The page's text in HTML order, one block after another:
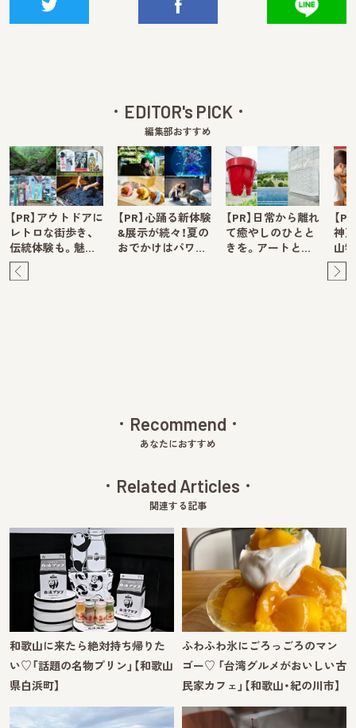
EDITOR's PICK
編集部おすすめ
【PR】アウトドアに
レトロな街歩き、
伝統体験も。魅…
【PR】心踊る新体験
&展示が続々！夏の
おでかけはパワ…
【PR】日常から離れ
て癒やしのひとと
きを。アートと…
【
神
山
Recommend
あなたにおすすめ
Related Articles
関連する記事
和歌山に来たら絶対持ち帰りた
い♡「話題の名物プリン」【和歌山
県白浜町】
ふわふわ氷にごろっごろのマン
ゴー♡ 「台湾グルメがおいしい古
民家カフェ」【和歌山・紀の川市】